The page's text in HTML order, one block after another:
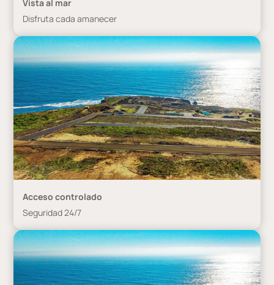
Vista al mar
Disfruta cada amanecer
Acceso controlado
Seguridad 24/7